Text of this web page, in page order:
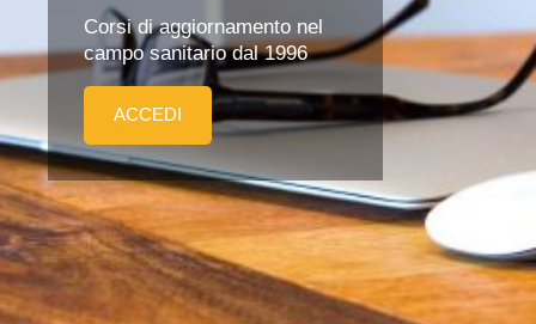
Corsi di aggiornamento nel
campo sanitario dal 1996
ACCEDI